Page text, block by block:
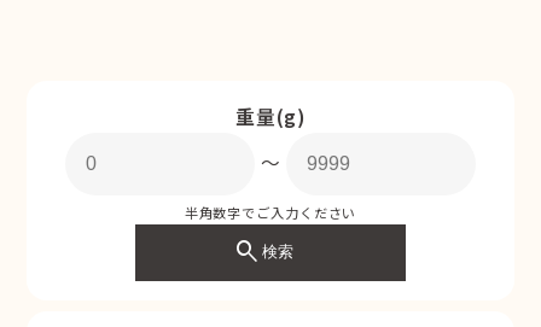
重量(g)
〜
半角数字でご入力ください
search検索